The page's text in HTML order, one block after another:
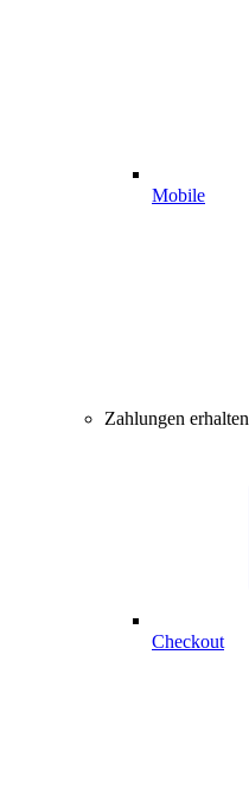
Mobile
Zahlungen erhalten
Checkout